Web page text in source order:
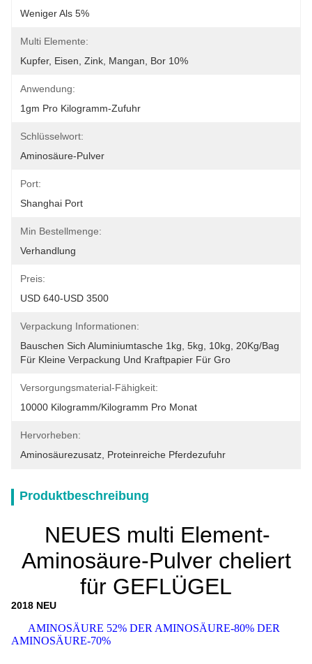
Weniger Als 5%
Multi Elemente:
Kupfer, Eisen, Zink, Mangan, Bor 10%
Anwendung:
1gm Pro Kilogramm-Zufuhr
Schlüsselwort:
Aminosäure-Pulver
Port:
Shanghai Port
Min Bestellmenge:
Verhandlung
Preis:
USD 640-USD 3500
Verpackung Informationen:
Bauschen Sich Aluminiumtasche 1kg, 5kg, 10kg, 20Kg/bag
Für Kleine Verpackung Und Kraftpapier Für Gro
Versorgungsmaterial-Fähigkeit:
10000 Kilogramm/Kilogramm Pro Monat
Hervorheben:
Aminosäurezusatz Proteinreiche Pferdezufuhr
Produktbeschreibung
NEUES multi Element-
Aminosäure-Pulver cheliert
für GEFLÜGEL
2018 NEU
AMINOSÄURE 52% DER AMINOSÄURE-80% DER
AMINOSÄURE-70%